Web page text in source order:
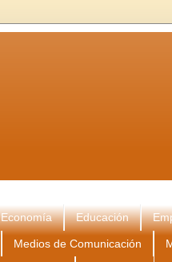
Economía Educación
Medios de Comunicación